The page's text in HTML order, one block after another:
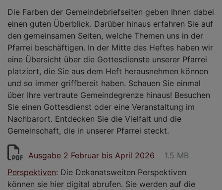
Die Farben der Gemeindebriefseiten geben Ihnen dabei
einen guten Überblick. Darüber hinaus erfahren Sie auf
den gemeinsamen Seiten, welche Themen uns in der
Pfarrei beschäftigen. In der Mitte des Heftes haben wir
eine Übersicht über die Gottesdienste unserer Pfarrei
platziert, die Sie aus dem Heft herausnehmen können
und so immer griffbereit haben. Schauen Sie einmal
über Ihre vertraute Gemeindegrenze hinaus! Besuchen
Sie einen Gottesdienst oder eine Veranstaltung im
Nachbarort. Entdecken Sie die Vielfalt und die
Gemeinschaft, die in unserer Pfarrei steckt.
Ausgabe 2 Februar bis April 2026
1.5 MB
Perspektiven: Die Dekanatsweiten Perspektiven
können sie hier digital abrufen. Sie werden auf die